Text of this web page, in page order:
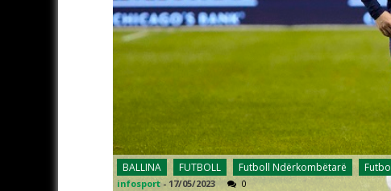
BALLINA FUTBOLL Futboll Ndërkombëtarë
infosport - 17/05/2023 0